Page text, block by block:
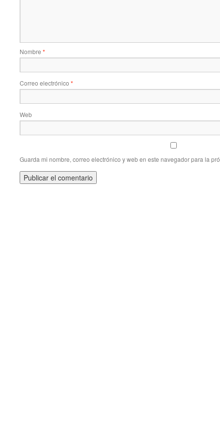
Nombre *
Correo electrónico *
Web
Guarda mi nombre, correo electrónico y web en este navegador para la